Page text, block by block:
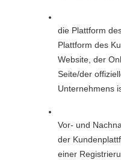
die Plattform
Plattform des
Website, der
Seite/der
Unternehmens
Vor- und
der
einer